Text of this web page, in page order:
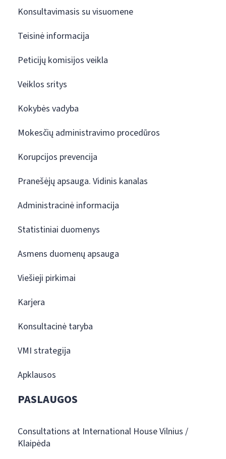
Konsultavimasis su visuomene
Teisinė informacija
Peticijų komisijos veikla
Veiklos sritys
Kokybės vadyba
Mokesčių administravimo procedūros
Korupcijos prevencija
Pranešėjų apsauga. Vidinis kanalas
Administracinė informacija
Statistiniai duomenys
Asmens duomenų apsauga
Viešieji pirkimai
Karjera
Konsultacinė taryba
VMI strategija
Apklausos
PASLAUGOS
Consultations at International House Vilnius /
Klaipėda